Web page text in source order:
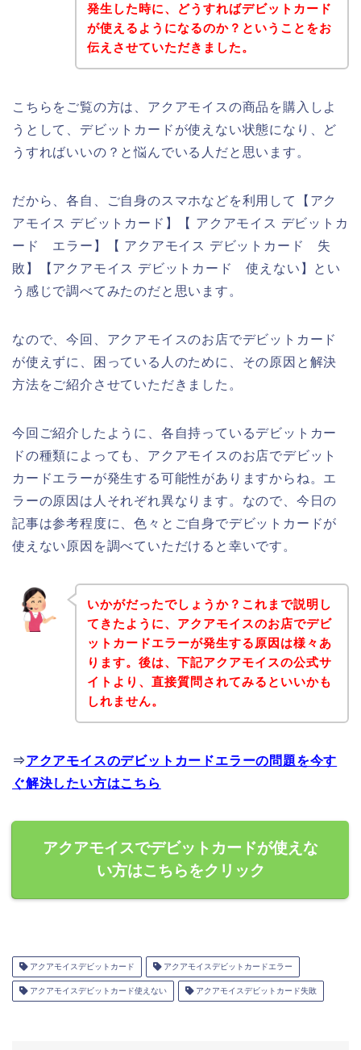
発生した時に、どうすればデビットカード
が使えるようになるのか？ということをお
伝えさせていただきました。
こちらをご覧の方は、アクアモイスの商品を購入しよ
うとして、デビットカードが使えない状態になり、ど
うすればいいの？と悩んでいる人だと思います。
だから、各自、ご自身のスマホなどを利用して【アク
アモイス デビットカード】【 アクアモイス デビットカ
ード エラー】【 アクアモイス デビットカード 失
敗】【アクアモイス デビットカード 使えない】とい
う感じで調べてみたのだと思います。
なので、今回、アクアモイスのお店でデビットカード
が使えずに、困っている人のために、その原因と解決
方法をご紹介させていただきました。
今回ご紹介したように、各自持っているデビットカー
ドの種類によっても、アクアモイスのお店でデビット
カードエラーが発生する可能性がありますからね。エ
ラーの原因は人それぞれ異なります。なので、今日の
記事は参考程度に、色々とご自身でデビットカードが
使えない原因を調べていただけると幸いです。
いかがだったでしょうか？これまで説明し
てきたように、アクアモイスのお店でデビ
ットカードエラーが発生する原因は様々あ
ります。後は、下記アクアモイスの公式サ
イトより、直接質問されてみるといいかも
しれません。
⇒アクアモイスのデビットカードエラーの問題を今す
ぐ解決したい方はこちら
アクアモイスでデビットカードが使えな
い方はこちらをクリック
アクアモイスデビットカード アクアモイスデビットカードエラー
アクアモイスデビットカード使えない アクアモイスデビットカード失敗